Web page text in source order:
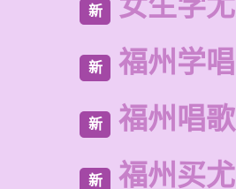
新
新 福州学
新 福州唱
新 福州买